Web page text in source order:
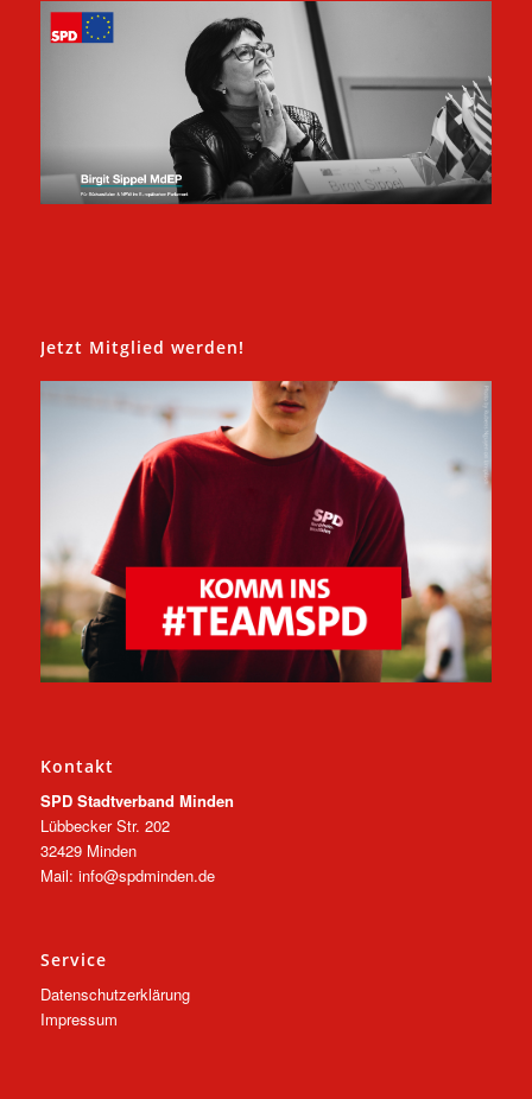
Jetzt Mitglied werden!
Kontakt
SPD Stadtverband Minden
Lübbecker Str. 202
32429 Minden
Mail: info@spdminden.de
Service
Datenschutzerklärung
Impressum